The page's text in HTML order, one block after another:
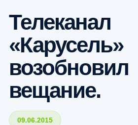
Телеканал
«Карусель»
возобновил
вещание.
09.06.2015